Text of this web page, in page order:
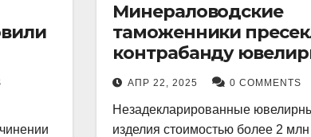
Минераловодские
таможенники
контрабанду
изделий на 2 млн
АПР 22, 2025 0 COMMENTS
Незадекларированные
изделия стоимостью более 2